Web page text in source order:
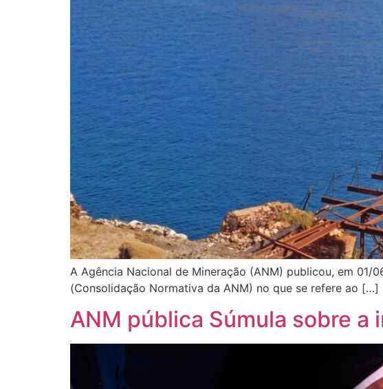
A Agência Nacional de Mineração (ANM) publicou, em 01/
(Consolidação Normativa da ANM) no que se refere ao […]
ANM pública Súmula sobre a